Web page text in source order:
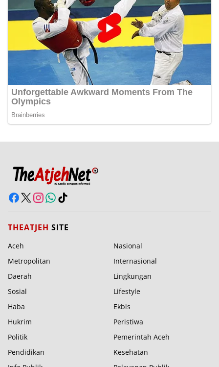
THEATJEH SITE
Aceh
Nasional
Metropolitan
Internasional
Daerah
Lingkungan
Sosial
Lifestyle
Haba
Ekbis
Hukrim
Peristiwa
Politik
Pemerintah Aceh
Pendidikan
Kesehatan